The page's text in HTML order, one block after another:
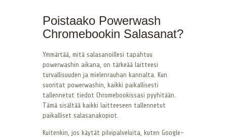
Poistaako Powerwash
Chromebookin Salasanat?
Ymmärtää, mitä salasanoillesi tapahtuu
powerwashin aikana, on tärkeää laitteesi
turvallisuuden ja mielenrauhan kannalta. Kun
suoritat powerwashin, kaikki paikallisesti
tallennetut tiedot Chromebookissasi pyyhitään.
Tämä sisältää kaikki laitteeseen tallennetut
paikalliset salasanakopiot.
Kuitenkin, jos käytät pilvipalveluita, kuten Google-